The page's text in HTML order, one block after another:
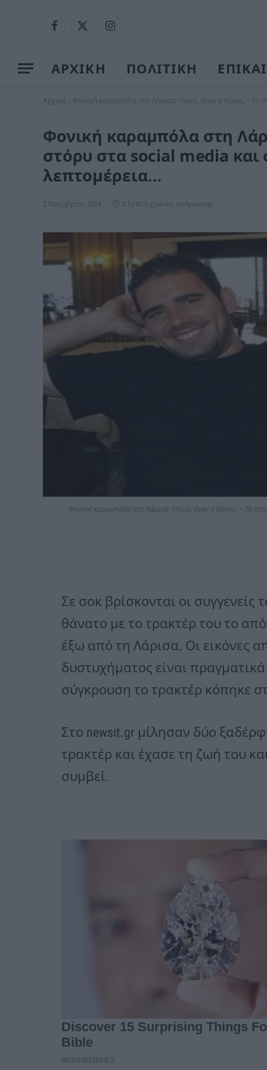
Facebook
X
Instagram
ΑΡΧΙΚΗ ΠΟΛΙΤΙΚΗ
Αρχική Φονική καραμπόλα στη Λάρισα: Ποιος ήταν ο Νίκος; – Το
Φονική καραμπόλα στη
στόρυ στα social media και
λεπτομέρεια…
2 Νοεμβρίου 2024 3 λεπτά χρόνος ανάγνωσης
Φονική καραμπόλα στη Λάρισα: Ποιος ήταν ο Νίκος; – Το
Σε σοκ βρίσκονται οι
θάνατο με το τρακτέρ του το
έξω από τη Λάρισα. Οι εικόνες
δυστυχήματος είναι
σύγκρουση το τρακτέρ κόπηκε
Στο newsit.gr μίλησαν δύο
τρακτέρ και έχασε τη ζωή του
συμβεί.